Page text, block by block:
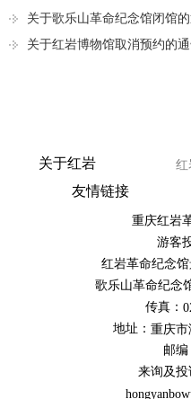
关于歌乐山革命纪念馆闭馆
关于红岩博物馆取消预约的
关于红岩 红
友情链接
重庆红岩
游客
红岩革命纪念馆
歌乐山革命纪念
传真：
地址： 重庆市
邮编
来询及投